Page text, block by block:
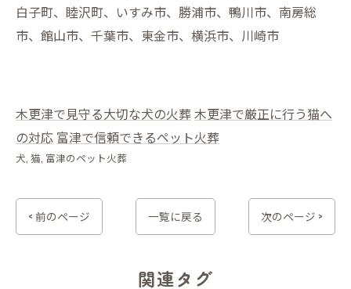
白子町、睦沢町、いすみ市、勝浦市、鴨川市、南房総
市、館山市、千葉市、東金市、横浜市、川崎市
木更津で見守る大切な犬の火葬木更津で厳正に行う猫へ
の対応 富津で信頼できるペット火葬
犬 猫 富津のペット火葬
< 前のページ 一覧に戻る 次のページ >
関連タグ